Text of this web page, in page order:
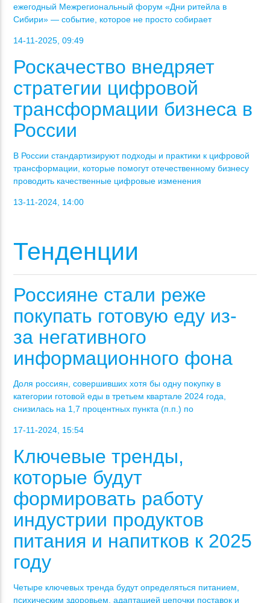
ежегодный Межрегиональный форум «Дни ритейла в
Сибири» — событие, которое не просто собирает
14-11-2025, 09:49
Роскачество внедряет
стратегии цифровой
трансформации бизнеса в
России
В России стандартизируют подходы и практики к цифровой
трансформации, которые помогут отечественному бизнесу
проводить качественные цифровые изменения
13-11-2024, 14:00
Тенденции
Россияне стали реже
покупать готовую еду из-
за негативного
информационного фона
Доля россиян, совершивших хотя бы одну покупку в
категории готовой еды в третьем квартале 2024 года,
снизилась на 1,7 процентных пункта (п.п.) по
17-11-2024, 15:54
Ключевые тренды,
которые будут
формировать работу
индустрии продуктов
питания и напитков к 2025
году
Четыре ключевых тренда будут определяться питанием,
психическим здоровьем, адаптацией цепочки поставок и